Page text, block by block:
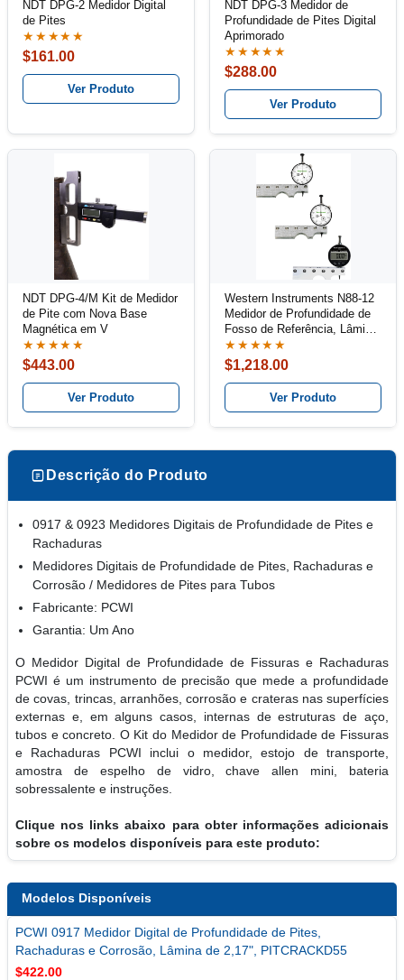
NDT DPG-2 Medidor Digital
de Pites
★★★★★
$161.00
Ver Produto
NDT DPG-3 Medidor de
Profundidade de Pites Digital
Aprimorado
★★★★★
$288.00
Ver Produto
NDT DPG-4/M Kit de Medidor
de Pite com Nova Base
Magnética em V
★★★★★
$443.00
Ver Produto
Western Instruments N88-12
Medidor de Profundidade de
Fosso de Referência, Lâmina
de 5,5"
★★★★★
$1,218.00
Ver Produto
Descrição do Produto
0917 & 0923 Medidores Digitais de Profundidade de Pites e
Rachaduras
Medidores Digitais de Profundidade de Pites, Rachaduras e
Corrosão / Medidores de Pites para Tubos
Fabricante: PCWI
Garantia: Um Ano
O Medidor Digital de Profundidade de Fissuras e Rachaduras
PCWI é um instrumento de precisão que mede a profundidade
de covas, trincas, arranhões, corrosão e crateras nas superfícies
externas e, em alguns casos, internas de estruturas de aço,
tubos e concreto. O Kit do Medidor de Profundidade de Fissuras
e Rachaduras PCWI inclui o medidor, estojo de transporte,
amostra de espelho de vidro, chave allen mini, bateria
sobressalente e instruções.
Clique nos links abaixo para obter informações adicionais
sobre os modelos disponíveis para este produto:
Modelos Disponíveis
PCWI 0917 Medidor Digital de Profundidade de Pites,
Rachaduras e Corrosão, Lâmina de 2,17", PITCRACKD55
$422.00